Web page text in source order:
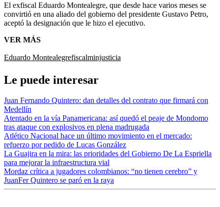
El exfiscal Eduardo Montealegre, que desde hace varios meses se
convirtió en una aliado del gobierno del presidente Gustavo Petro,
aceptó la designación que le hizo el ejecutivo.
VER MÁS
Eduardo Montealegrefiscalminjusticia
Le puede interesar
Juan Fernando Quintero: dan detalles del contrato que firmará con
Medellín
Atentado en la vía Panamericana: así quedó el peaje de Mondomo
tras ataque con explosivos en plena madrugada
Atlético Nacional hace un último movimiento en el mercado:
refuerzo por pedido de Lucas González
La Guajira en la mira: las prioridades del Gobierno De La Espriella
para mejorar la infraestructura vial
Mordaz crítica a jugadores colombianos: “no tienen cerebro” y
JuanFer Quintero se paró en la raya